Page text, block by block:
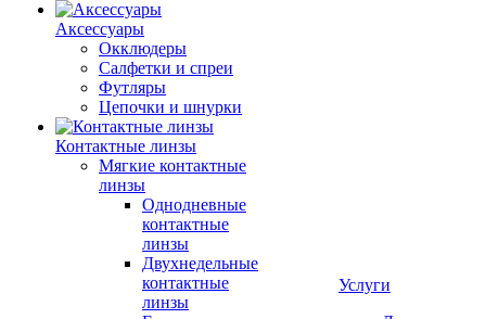
Аксессуары
Окклюдеры
Салфетки и спреи
Футляры
Цепочки и шнурки
Контактные линзы
Мягкие контактные
линзы
Однодневные
контактные
линзы
Двухнедельные
контактные
линзы
Услуги